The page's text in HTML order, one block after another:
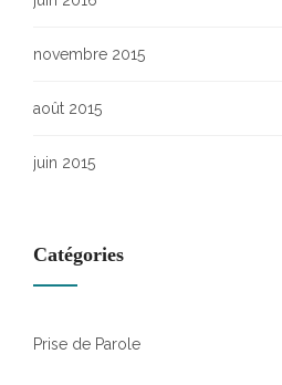
novembre 2015
août 2015
juin 2015
Catégories
Prise de Parole